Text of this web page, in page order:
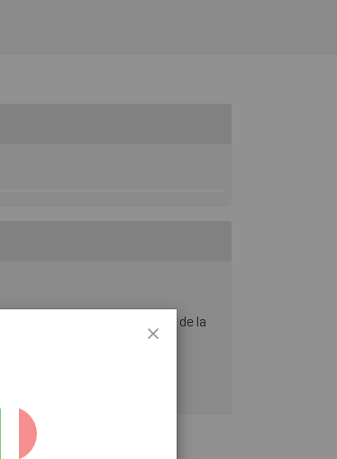
et prolongeant la douceur de la